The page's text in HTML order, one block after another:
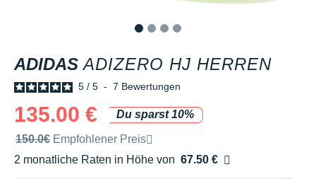
ADIDAS ADIZERO HJ HERREN
5 / 5 - 7 Bewertungen
135.00 €
Du sparst 10%
Unverbindliche Preisempfehlung der Marke
150.0€ Empfohlener Preis
2 monatliche Raten in Höhe von 67.50 €
Ohne Zusatzkosten